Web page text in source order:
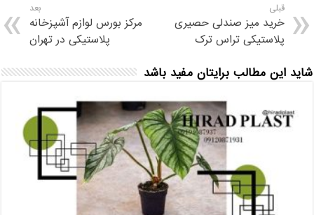
قبلی
خرید میز صندلی حصیری
پلاستیکی تراس ترک
بعد
مرکز بورس لوازم آشپزخانه
پلاستیکی در تهران
شاید این مطالب برایتان مفید باشد